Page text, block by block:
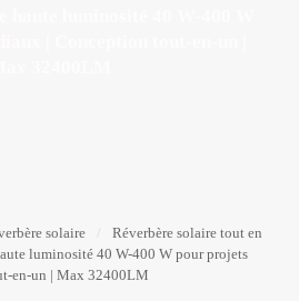
solaire
Réverbère solaire tout en
luminosité 40 W-400 W pour projets
en-un | Max 32400LM